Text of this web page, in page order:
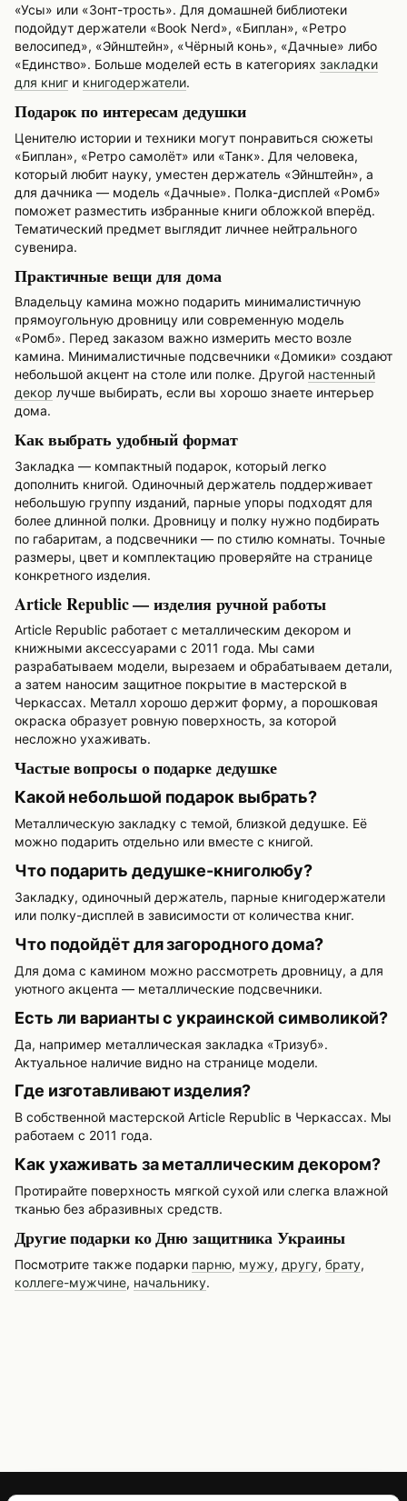
«Усы» или «Зонт-трость». Для домашней библиотеки
подойдут держатели «Book Nerd», «Биплан», «Ретро
велосипед», «Эйнштейн», «Чёрный конь», «Дачные» либо
«Единство». Больше моделей есть в категориях закладки
для книг и книгодержатели.
Подарок по интересам дедушки
Ценителю истории и техники могут понравиться сюжеты
«Биплан», «Ретро самолёт» или «Танк». Для человека,
который любит науку, уместен держатель «Эйнштейн», а
для дачника — модель «Дачные». Полка-дисплей «Ромб»
поможет разместить избранные книги обложкой вперёд.
Тематический предмет выглядит личнее нейтрального
сувенира.
Практичные вещи для дома
Владельцу камина можно подарить минималистичную
прямоугольную дровницу или современную модель
«Ромб». Перед заказом важно измерить место возле
камина. Минималистичные подсвечники «Домики» создают
небольшой акцент на столе или полке. Другой настенный
декор лучше выбирать, если вы хорошо знаете интерьер
дома.
Как выбрать удобный формат
Закладка — компактный подарок, который легко
дополнить книгой. Одиночный держатель поддерживает
небольшую группу изданий, парные упоры подходят для
более длинной полки. Дровницу и полку нужно подбирать
по габаритам, а подсвечники — по стилю комнаты. Точные
размеры, цвет и комплектацию проверяйте на странице
конкретного изделия.
Article Republic — изделия ручной работы
Article Republic работает с металлическим декором и
книжными аксессуарами с 2011 года. Мы сами
разрабатываем модели, вырезаем и обрабатываем детали,
а затем наносим защитное покрытие в мастерской в
Черкассах. Металл хорошо держит форму, а порошковая
окраска образует ровную поверхность, за которой
несложно ухаживать.
Частые вопросы о подарке дедушке
Какой небольшой подарок выбрать?
Металлическую закладку с темой, близкой дедушке. Её
можно подарить отдельно или вместе с книгой.
Что подарить дедушке-книголюбу?
Закладку, одиночный держатель, парные книгодержатели
или полку-дисплей в зависимости от количества книг.
Что подойдёт для загородного дома?
Для дома с камином можно рассмотреть дровницу, а для
уютного акцента — металлические подсвечники.
Есть ли варианты с украинской символикой?
Да, например металлическая закладка «Тризуб».
Актуальное наличие видно на странице модели.
Где изготавливают изделия?
В собственной мастерской Article Republic в Черкассах. Мы
работаем с 2011 года.
Как ухаживать за металлическим декором?
Протирайте поверхность мягкой сухой или слегка влажной
тканью без абразивных средств.
Другие подарки ко Дню защитника Украины
Посмотрите также подарки парню, мужу, другу, брату,
коллеге-мужчине, начальнику.